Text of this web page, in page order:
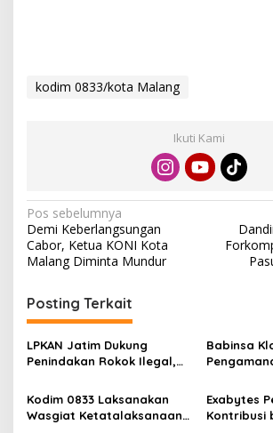
kodim 0833/kota Malang
Ikuti Kami
N
a
v
i
g
a
s
i
p
Pos sebelumnya
Demi Keberlangsungan
Cabor, Ketua KONI Kota
Malang Diminta Mundur
Posting Terkait
LPKAN Jatim Dukung
Penindakan Rokok Ilegal,
Jangan Korbankan Petani
Babinsa
Lama
Kodim 0833 Laksanakan
Wasgiat Ketatalaksanaan
Exabytes
Kontribusi